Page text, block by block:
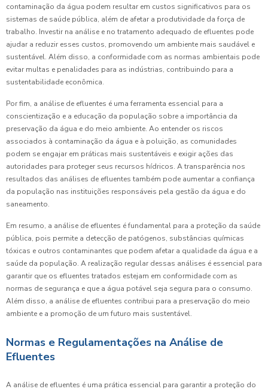
contaminação da água podem resultar em custos significativos para os
sistemas de saúde pública, além de afetar a produtividade da força de
trabalho. Investir na análise e no tratamento adequado de efluentes pode
ajudar a reduzir esses custos, promovendo um ambiente mais saudável e
sustentável. Além disso, a conformidade com as normas ambientais pode
evitar multas e penalidades para as indústrias, contribuindo para a
sustentabilidade econômica.
Por fim, a análise de efluentes é uma ferramenta essencial para a
conscientização e a educação da população sobre a importância da
preservação da água e do meio ambiente. Ao entender os riscos
associados à contaminação da água e à poluição, as comunidades
podem se engajar em práticas mais sustentáveis e exigir ações das
autoridades para proteger seus recursos hídricos. A transparência nos
resultados das análises de efluentes também pode aumentar a confiança
da população nas instituições responsáveis pela gestão da água e do
saneamento.
Em resumo, a análise de efluentes é fundamental para a proteção da saúde
pública, pois permite a detecção de patógenos, substâncias químicas
tóxicas e outros contaminantes que podem afetar a qualidade da água e a
saúde da população. A realização regular dessas análises é essencial para
garantir que os efluentes tratados estejam em conformidade com as
normas de segurança e que a água potável seja segura para o consumo.
Além disso, a análise de efluentes contribui para a preservação do meio
ambiente e a promoção de um futuro mais sustentável.
Normas e Regulamentações na Análise de
Efluentes
A análise de efluentes é uma prática essencial para garantir a proteção do